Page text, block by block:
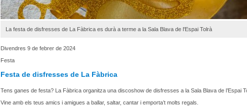
La festa de disfresses de La Fàbrica es durà a terme a la Sala Blava de l'Espai Tolrà
Divendres 9 de febrer de 2024
Festa
Festa de disfresses de La Fàbrica
Tens ganes de festa? La Fàbrica organitza una discoshow de disfresses a la Sala Blava de l’Espai
Vine amb els teus amics i amigues a ballar, saltar, cantar i emporta’t molts regals.